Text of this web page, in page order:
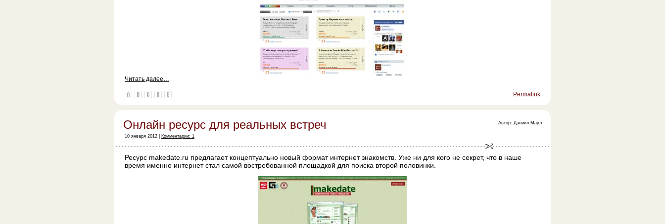
Читать далее…
Permalink
Онлайн ресурс для реальных встреч
10 января 2012 | Комментарии: 1
Автор: Даниил Маул
Ресурс makedate.ru предлагает концептуально новый формат интернет знакомств. Уже ни для кого не секрет, что в наше
время именно интернет стал самой востребованной площадкой для поиска второй половинки.